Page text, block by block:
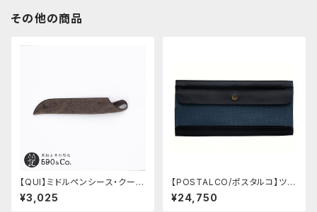
その他の商品
【QUI】ミドルペンシース・クード
ゥー (ストーン)
¥3,025
【POSTALCO/ポスタルコ】ツー
ルボックス (Navy Blue)
¥24,750